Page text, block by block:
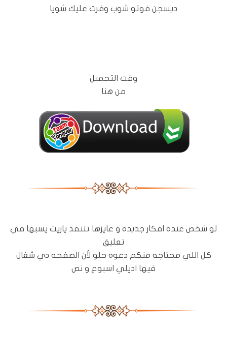
ديسجن فوتو شوب وفرت عليك شويا
وقت التحميل
من هنا
لو شخص عنده افكار جديده و عايزها تتنفذ ياريت يسبها في
تعليق
كل اللي محتاجه منكم دعوه حلو لأن الصفحه دي شغال
فيها اديلي اسبوع و نص